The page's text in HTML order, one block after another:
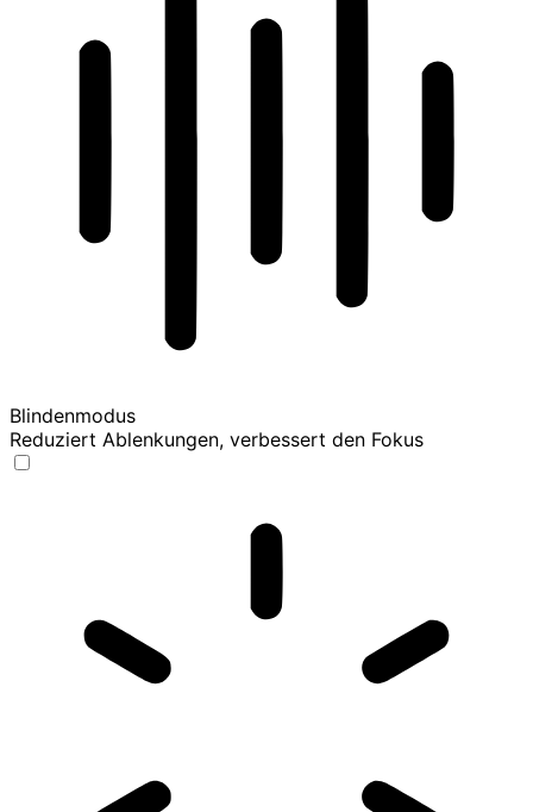
Blindenmodus
Reduziert Ablenkungen, verbessert den Fokus